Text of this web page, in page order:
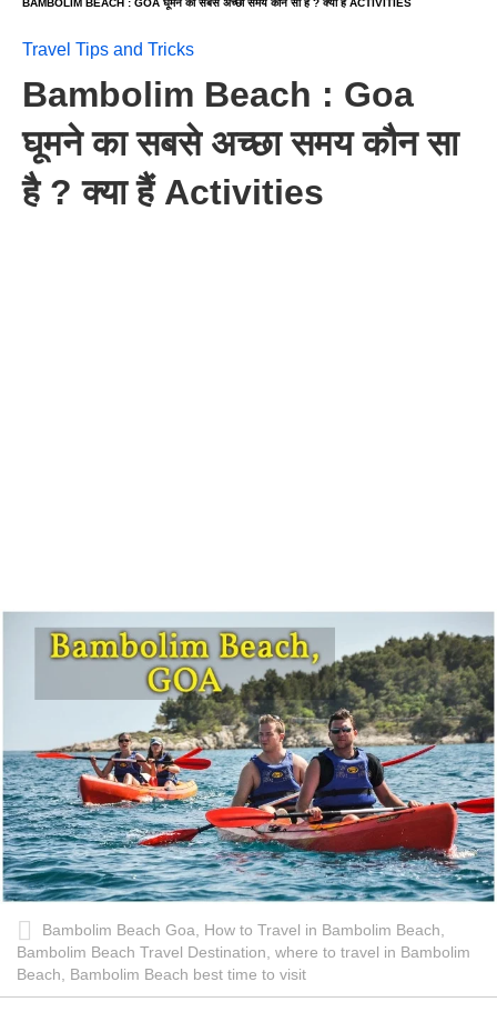
BAMBOLIM BEACH : GOA घूमने का सबसे अच्छा समय कौन सा है ? क्या हैं ACTIVITIES
Travel Tips and Tricks
Bambolim Beach : Goa
घूमने का सबसे अच्छा समय कौन सा
है ? क्या हैं Activities
Bambolim Beach Goa, How to Travel in Bambolim Beach,
Bambolim Beach Travel Destination, where to travel in Bambolim
Beach, Bambolim Beach best time to visit